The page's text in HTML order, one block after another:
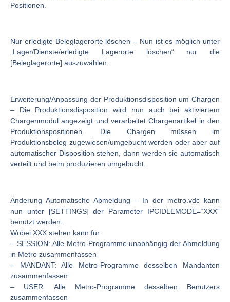
Positionen.
Nur erledigte Beleglagerorte löschen – Nun ist es möglich unter
„Lager/Dienste/erledigte Lagerorte löschen“ nur die
[Beleglagerorte] auszuwählen.
Erweiterung/Anpassung der Produktionsdisposition um Chargen
– Die Produktionsdisposition wird nun auch bei aktiviertem
Chargenmodul angezeigt und verarbeitet Chargenartikel in den
Produktionspositionen. Die Chargen müssen im
Produktionsbeleg zugewiesen/umgebucht werden oder aber auf
automatischer Disposition stehen, dann werden sie automatisch
verteilt und beim produzieren umgebucht.
Änderung Automatische Abmeldung – In der metro.vdc kann
nun unter [SETTINGS] der Parameter IPCIDLEMODE=“XXX“
benutzt werden.
Wobei XXX stehen kann für
– SESSION: Alle Metro-Programme unabhängig der Anmeldung
in Metro zusammenfassen
– MANDANT: Alle Metro-Programme desselben Mandanten
zusammenfassen
– USER: Alle Metro-Programme desselben Benutzers
zusammenfassen